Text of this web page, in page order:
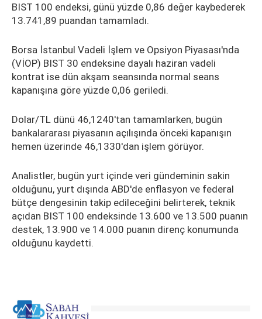
BIST 100 endeksi, günü yüzde 0,86 değer kaybederek
13.741,89 puandan tamamladı.
Borsa İstanbul Vadeli İşlem ve Opsiyon Piyasası'nda
(VİOP) BIST 30 endeksine dayalı haziran vadeli
kontrat ise dün akşam seansında normal seans
kapanışına göre yüzde 0,06 geriledi.
Dolar/TL dünü 46,1240'tan tamamlarken, bugün
bankalararası piyasanın açılışında önceki kapanışın
hemen üzerinde 46,1330'dan işlem görüyor.
Analistler, bugün yurt içinde veri gündeminin sakin
olduğunu, yurt dışında ABD'de enflasyon ve federal
bütçe dengesinin takip edileceğini belirterek, teknik
açıdan BIST 100 endeksinde 13.600 ve 13.500 puanın
destek, 13.900 ve 14.000 puanın direnç konumunda
olduğunu kaydetti.